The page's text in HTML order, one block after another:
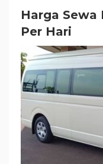
Harga Sewa
Per Hari